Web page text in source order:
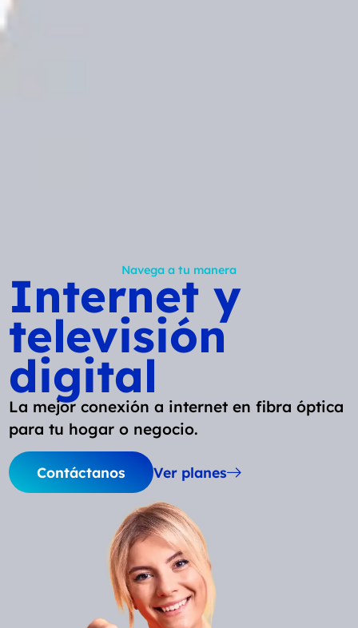
Navega a tu manera
Internet y
televisión
digital
La mejor conexión a internet en fibra óptica
para tu hogar o negocio.
Contáctanos Ver planes